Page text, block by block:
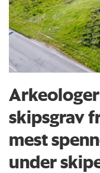
skipsgrav
mest
under